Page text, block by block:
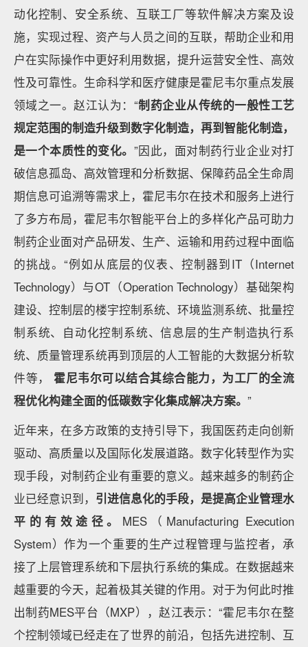
动化控制、安全系统、互联工厂等软件解决方案及设
施，实现过程、资产与人员之间的互联，帮助企业和用
户在实际操作中更好利用数据，提升运营安全性、高效
性及可靠性。生命科学和医疗健康是霍尼韦尔重点发展
领域之一。赵江认为：“制药企业从传统的一般性工艺
规定范围的制造升级到数字化制造，再到智能化制造，
是一个本质性的变化。 ”因此，面对制药行业企业对打
破信息孤岛、高效管理和分析数据、保障药品全生命周
期信息可追溯等需求上，霍尼韦尔在技术和服务上进行
了多方布局，霍尼韦尔智能平台上的多样化产品可助力
制药企业面对产品研发、生产、运输和用药过程中面临
的挑战。“例如从底层的仪表、控制器到IT（Internet
Technology）与OT（Operation Technology）基础架构
建设、控制层的楼宇控制系统、环境监测系统、批量控
制系统、自动化控制系统、信息层的生产制造执行系
统、质量管理系统再到顶层的人工智能的大数据分析软
件等，霍尼韦尔可以结合其综合能力，为工厂的全流
程优化构建全面的低碳数字化集成解决方案。 ”
近年来，在多方政策的支持引导下，我国医药走向创新
驱动、高质量以及国际化发展道路。数字化转型作为实
现手段，对制药企业有重要的意义。越来越多的制药企
业已经意识到， 引进信息化的手段，是提高企业管理水
平的有效途径。 MES（Manufacturing Execution
System）作为一个重要的生产过程管理与监控者，承
接了上层管理系统和下层执行系统的集成。在数据越来
越重要的今天，起着极其关键的作用。对于为何此时推
出制药MES平台（MXP），赵江表示：“霍尼韦尔在整
个控制领域已经走在了世界的前沿，包括先进控制、互